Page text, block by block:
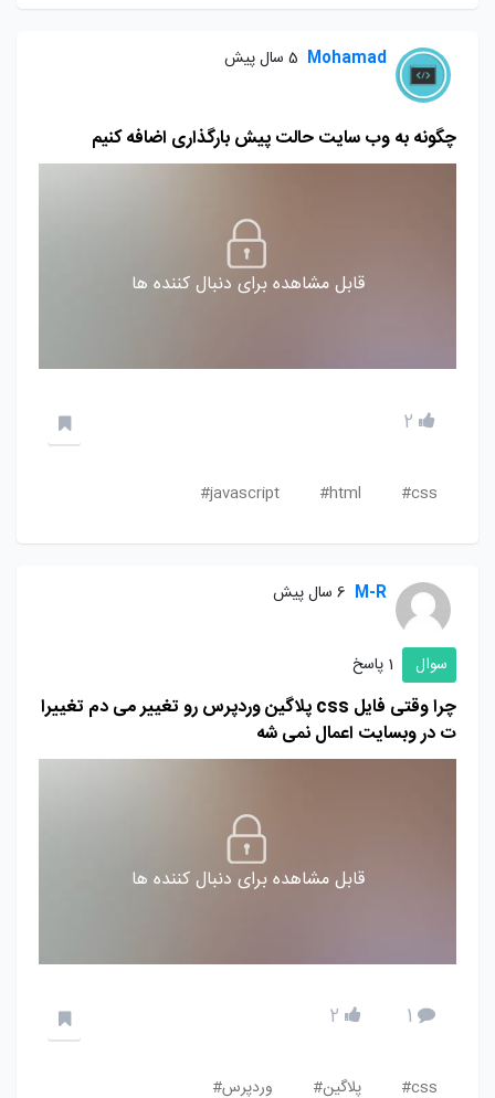
Mohamad 5 سال پیش
چگونه به وب سایت حالت پیش بارگذاری اضافه کنیم
قابل مشاهده برای دنبال کننده ها
2
css#
html#
javascript#
M-R 6 سال پیش
سوال 1 پاسخ
چرا وقتی فایل css پلاگین وردپرس رو تغییر می دم تغییرا
ت در وبسایت اعمال نمی شه
قابل مشاهده برای دنبال کننده ها
1
2
css# پلاگین# وردپرس#